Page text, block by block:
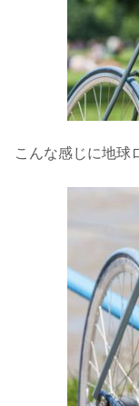
こんな感じに地球